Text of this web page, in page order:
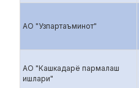
АО "Узпартаъминот"
АО "Кашкадарё пармалаш
ишлари"